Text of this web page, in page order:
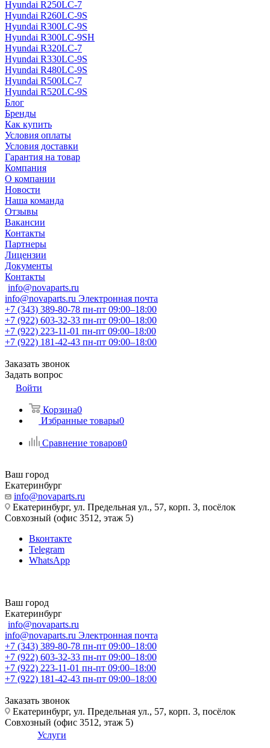
Hyundai R250LC-7
Hyundai R260LC-9S
Hyundai R300LC-9S
Hyundai R300LC-9SH
Hyundai R320LC-7
Hyundai R330LC-9S
Hyundai R480LC-9S
Hyundai R500LC-7
Hyundai R520LC-9S
Блог
Бренды
Как купить
Условия оплаты
Условия доставки
Гарантия на товар
Компания
О компании
Новости
Наша команда
Отзывы
Вакансии
Контакты
Партнеры
Лицензии
Документы
Контакты
info@novaparts.ru
info@novaparts.ru Электронная почта
+7 (343) 389-80-78 пн-пт 09:00–18:00
+7 (922) 603-32-33 пн-пт 09:00–18:00
+7 (922) 223-11-01 пн-пт 09:00–18:00
+7 (922) 181-42-43 пн-пт 09:00–18:00
Заказать звонок
Задать вопрос
Войти
Корзина0
Избранные товары0
Сравнение товаров0
Ваш город
Екатеринбург
info@novaparts.ru
Екатеринбург, ул. Предельная ул., 57, корп. 3, посёлок
Совхозный (офис 3512, этаж 5)
Вконтакте
Telegram
WhatsApp
Ваш город
Екатеринбург
info@novaparts.ru
info@novaparts.ru Электронная почта
+7 (343) 389-80-78 пн-пт 09:00–18:00
+7 (922) 603-32-33 пн-пт 09:00–18:00
+7 (922) 223-11-01 пн-пт 09:00–18:00
+7 (922) 181-42-43 пн-пт 09:00–18:00
Заказать звонок
Екатеринбург, ул. Предельная ул., 57, корп. 3, посёлок
Совхозный (офис 3512, этаж 5)
Услуги